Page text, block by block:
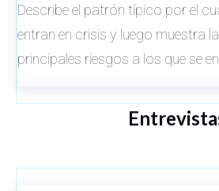
Describe el patrón típico por el
entran en crisis y luego muestra
principales riesgos a los que se